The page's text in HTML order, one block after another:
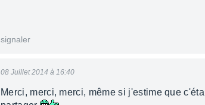
signaler
08 Juillet 2014 à 16:40
Merci, merci, merci, même si j'estime que